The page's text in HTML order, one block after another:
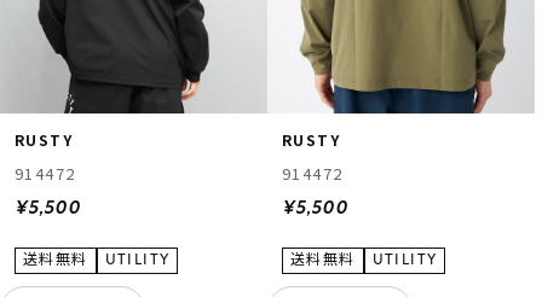
RUSTY
914472
¥5,500
RUSTY
914472
¥5,500